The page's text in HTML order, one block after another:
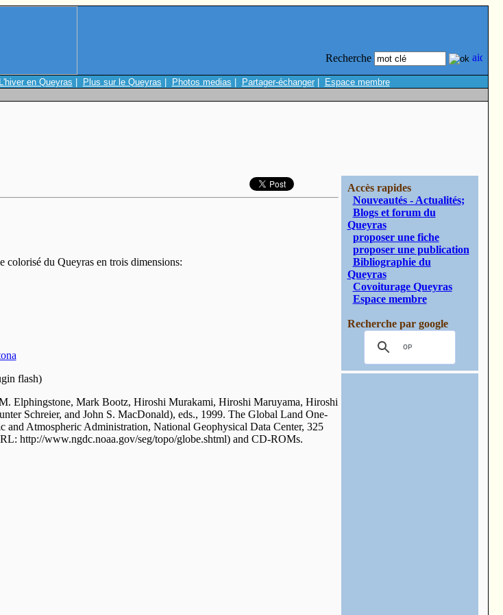
Recherche
L'hiver en Queyras Plus sur le Queyras Photos medias Partager-échanger| Espace membre
colorisé du Queyras en trois dimensions:
flash)
Elphingstone, Mark Bootz, Hiroshi Murakami, Hiroshi Maruyama, Hiroshi
Schreier, and John S. MacDonald), eds., 1999. The Global Land One-
Atmospheric Administration, National Geophysical Data Center, 325
http://www.ngdc.noaa.gov/seg/topo/globe.shtml) and CD-ROMs.
Accès rapides
Nouveautés - Actualités;
Blogs et forum du
Queyras
proposer une fiche
proposer une publication
Bibliographie du
Queyras
Covoiturage Queyras
Espace membre
Recherche par google